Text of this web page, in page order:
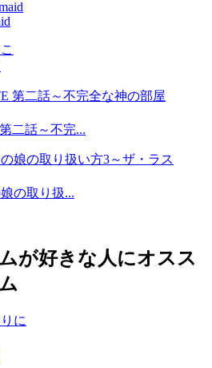
二話～不完...
の取り扱...
が好きな人にオスス